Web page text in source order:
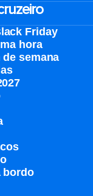
Friday
hora
semana
bordo